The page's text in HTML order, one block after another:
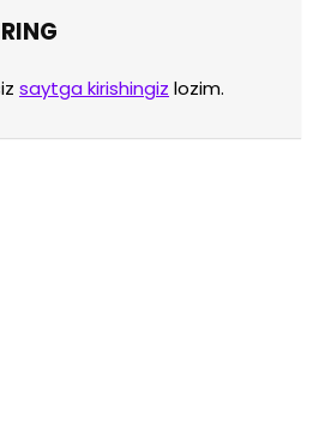
saytga kirishingiz lozim.